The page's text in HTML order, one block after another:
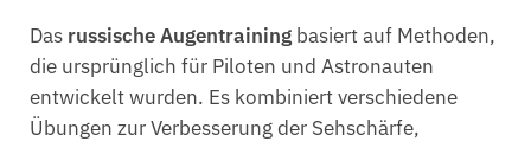
Das russische Augentraining basiert auf Methoden,
die ursprünglich für Piloten und Astronauten
entwickelt wurden. Es kombiniert verschiedene
Übungen zur Verbesserung der Sehschärfe,